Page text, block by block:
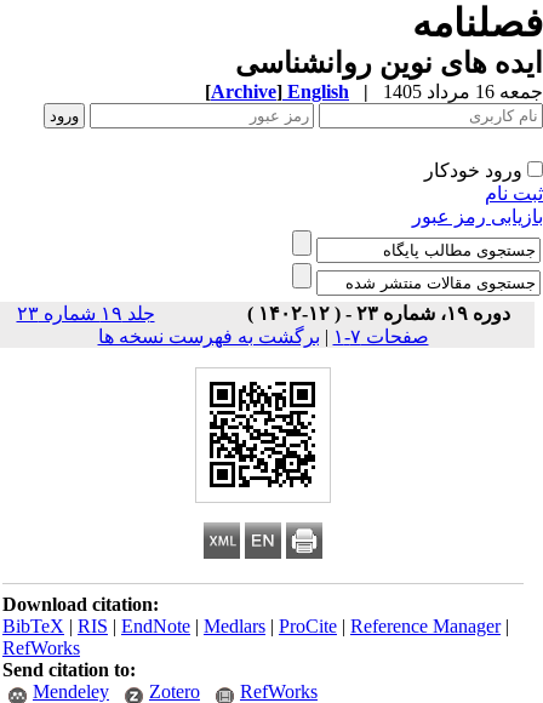
های نوین روانشناسی
مرداد 1405 |
English
[Archive]
ورود خودکار
نام
رمز عبور
دوره ۱۹، شماره ۲۳ - ( ۱۲-۱۴۰۲ )
جلد ۱۹ شماره ۲۳
صفحات ۷-۱
| برگشت به فهرست نسخه ها
Download citation:
BibTeX|RIS|EndNote|Medlars|ProCite|Reference Manager
RefWorks
Send citation to:
Mendeley
Zotero RefWorks